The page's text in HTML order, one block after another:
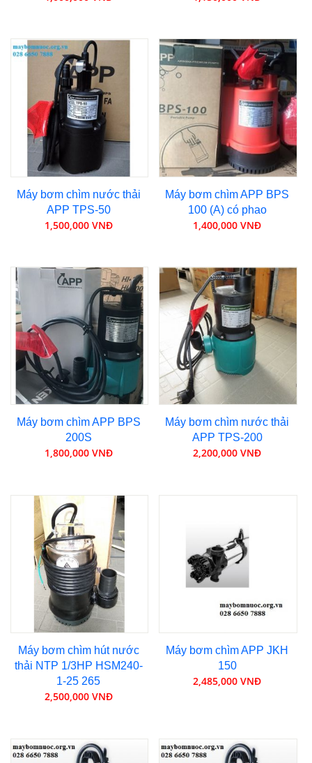
Máy bơm chìm nước thải
APP TPS-50
1,500,000 VNĐ
Máy bơm chìm APP BPS
100 (A) có phao
1,400,000 VNĐ
Máy bơm chìm APP BPS
200S
1,800,000 VNĐ
Máy bơm chìm nước thải
APP TPS-200
2,200,000 VNĐ
Máy bơm chìm hút nước
thải NTP 1/3HP HSM240-
1-25 265
2,500,000 VNĐ
Máy bơm chìm APP JKH
150
2,485,000 VNĐ